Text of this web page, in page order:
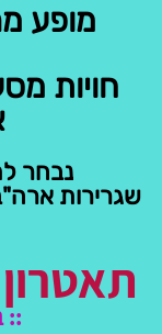
מופע
חויות
נבחר
שגרירות
::